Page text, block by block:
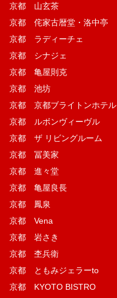
京都 山玄茶
京都 侘家古暦堂・洛中亭
京都 ラディーチェ
京都 シナジェ
京都 亀屋則克
京都 池坊
京都 京都ブライトンホテル
京都 ルボンヴィーヴル
京都 ザ リビングルーム
京都 冨美家
京都 進々堂
京都 亀屋良長
京都 鳳泉
京都 Vena
京都 岩さき
京都 杢兵衛
京都 ともみジェラーto
京都 KYOTO BISTRO